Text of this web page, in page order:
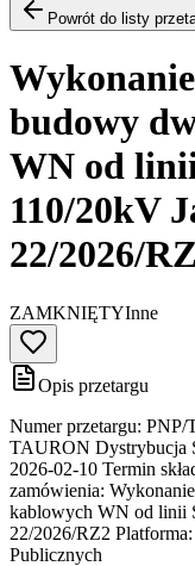
Powrót do listy
budowy
WN od
110/20kV
22/2026/
ZAMKNIĘTYInne
Opis przetargu
Numer przetargu:
TAURON Dystrybucja
2026-02-10 Termin
zamówienia:
kablowych WN od linii
22/2026/RZ2
Publicznych